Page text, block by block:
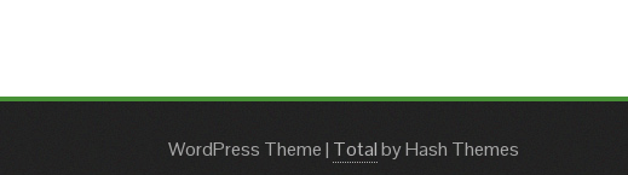
WordPress Theme| Totalby Hash Themes